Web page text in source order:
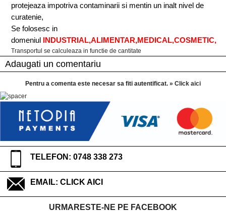
protejeaza impotriva contaminarii si mentin un inalt nivel de
curatenie,
Se folosesc in
domeniul
INDUSTRIAL,ALIMENTAR,MEDICAL,COSMETIC,
Transportul se calculeaza in functie de cantitate
Adaugati un comentariu
Pentru a comenta este necesar sa fiti autentificat. » Click aici
TELEFON: 0748 338 273
EMAIL: CLICK AICI
URMARESTE-NE PE FACEBOOK